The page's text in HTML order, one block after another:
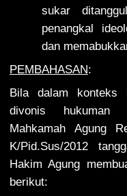
sukar
penangkal
dan
PEMBAHASAN:
Bila dalam konteks
divonis hukuman
Mahkamah Agung
K/Pid.Sus/2012
Hakim Agung
berikut: